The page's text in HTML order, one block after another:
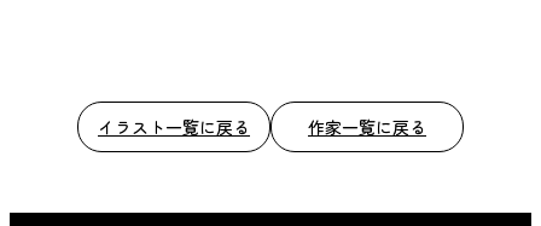
イラスト一覧に戻る 作家一覧に戻る